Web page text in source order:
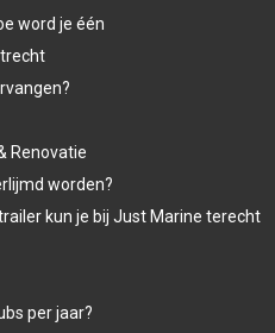
word je één
Renovatie
worden?
kun je bij Just Marine terecht
per jaar?